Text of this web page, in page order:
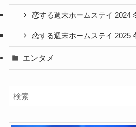
恋する週末ホームステイ 2024
恋する週末ホームステイ 2025
エンタメ